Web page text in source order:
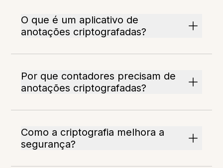
O que é um aplicativo de
anotações criptografadas?
Por que contadores precisam de
anotações criptografadas?
Como a criptografia melhora a
segurança?